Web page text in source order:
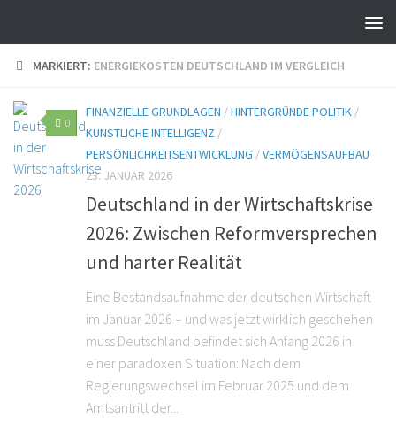
MARKIERT: ENERGIEKOSTEN DEUTSCHLAND IM VERGLEICH
0
FINANZIELLE GRUNDLAGEN /HINTERGRÜNDE POLITIK /
KÜNSTLICHE INTELLIGENZ /
PERSÖNLICHKEITSENTWICKLUNG /VERMÖGENSAUFBAU
23. JANUAR 2026
Deutschland in der Wirtschaftskrise
2026: Zwischen Reformversprechen
und harter Realität
Eine Bestandsaufnahme der deutschen Wirtschaft
im Januar 2026 – und was jetzt wirklich geschehen
muss Deutschland befindet sich Anfang 2026 in
einer paradoxen Situation: Nach dem
Regierungswechsel im Februar 2025 und dem
Amtsantritt der...